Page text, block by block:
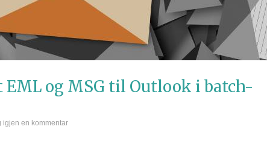
og MSG til Outlook i batch-
igjen en kommentar